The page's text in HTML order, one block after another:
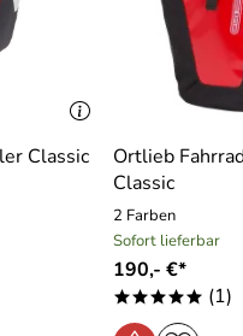
Classic
Ortlieb
Classic
2 Farben
Sofort lieferbar
190,- €*
***** (1)